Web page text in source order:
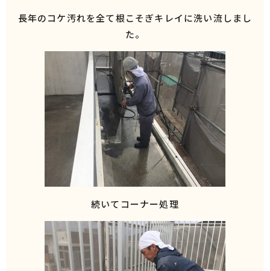
長年のコケ汚れを全て根こそぎキレイに洗い流しまし
た。
続いてコーナー処理